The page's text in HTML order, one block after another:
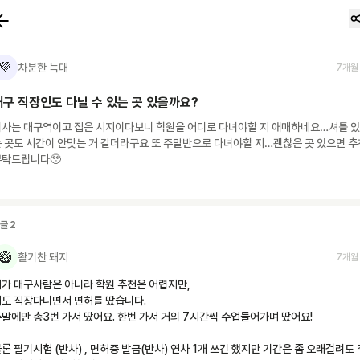
차분한 늑대 7개월
구 직장인도 다닐 수 있는 곳 있을까요?
는 대구역이고 집은 시지이다보니 학원을 어디로 다녀야할 지 애매하네요…셔틀 있
곳도 시간이 안맞는 거 같더라구요 또 주말반으로 다녀야할 지…괜찮은 곳 있으면 추
드립니다🥹
2
활기찬 돼지 7개월
대구사람은 아니라 학원 추천은 어렵지만,
직장다니면서 면허를 땄습니다.
에만 총3번 가서 땄어요. 한번 가서 거의 7시간씩 수업들어가며 땄어요!
필기시험 (반차) , 면허증 발금(반차) 연차 1개 쓰긴 했지만 기간은 좀 오래걸려도